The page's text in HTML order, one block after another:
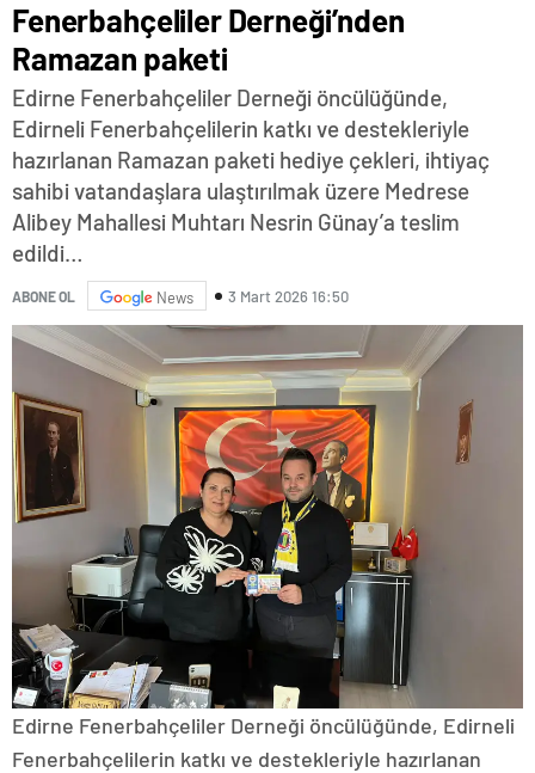
Fenerbahçeliler Derneği’nden
Ramazan paketi
Edirne Fenerbahçeliler Derneği öncülüğünde,
Edirneli Fenerbahçelilerin katkı ve destekleriyle
hazırlanan Ramazan paketi hediye çekleri, ihtiyaç
sahibi vatandaşlara ulaştırılmak üzere Medrese
Alibey Mahallesi Muhtarı Nesrin Günay’a teslim
edildi…
ABONE OL News 3 Mart 2026 16:50
Edirne Fenerbahçeliler Derneği öncülüğünde, Edirneli
Fenerbahçelilerin katkı ve destekleriyle hazırlanan